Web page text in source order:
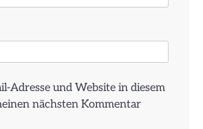
Adresse und Website in diesem
nächsten Kommentar